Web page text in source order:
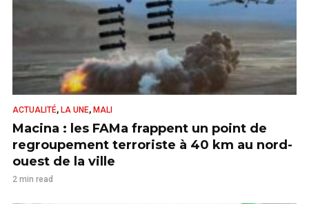
ACTUALITÉ, LA UNE, MALI
Macina : les FAMa frappent un point de
regroupement terroriste à 40 km au nord-
ouest de la ville
2 min read